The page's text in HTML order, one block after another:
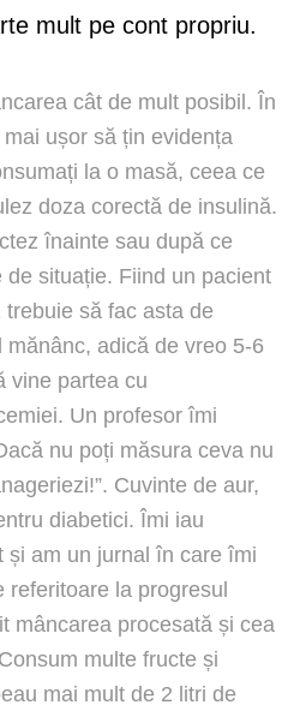
mult pe cont propriu.
cât de mult posibil. În
ușor să țin evidența
la o masă, ceea ce
doza corectă de insulină.
înainte sau după ce
de situație. Fiind un pacient
să fac asta de
mănânc, adică de vreo 5-6
vine partea cu
Un profesor îmi
nu poți măsura ceva nu
Cuvinte de aur,
diabetici. Îmi iau
și am un jurnal în care îmi
referitoare la progresul
mâncarea procesată și cea
multe fructe și
mai mult de 2 litri de